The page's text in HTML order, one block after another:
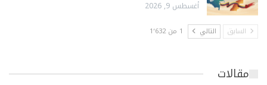
أغسطس 9, 2026
السابق التالي 1 من 1٬632
مقالات